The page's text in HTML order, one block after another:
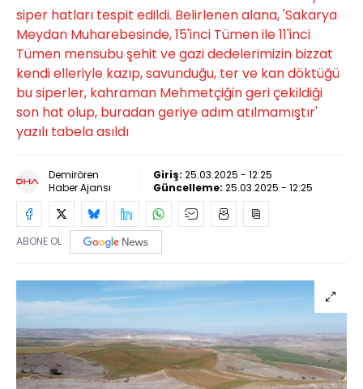
siper hatları tespit edildi. Belirlenen alana, 'Sakarya
Meydan Muharebesinde, 15'inci Tümen ile 11'inci
Tümen mensubu şehit ve gazi dedelerimizin bizzat
kendi elleriyle kazıp, savunduğu, ter ve kan döktüğü
bu siperler, kahraman Mehmetçiğin geri çekildiği
son hat olup, buradan geriye adım atılmamıştır'
yazılı tabela asıldı
Demirören
Haber Ajansı
Giriş: 25.03.2025 - 12:25
Güncelleme: 25.03.2025 - 12:25
ABONE OL